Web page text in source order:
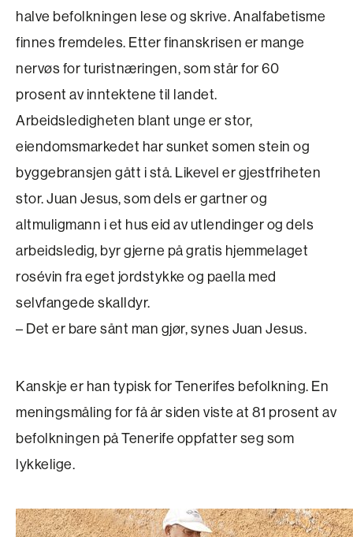
halve befolkningen lese og skrive. Analfabetisme
finnes fremdeles. Etter finanskrisen er mange
nervøs for turistnæringen, som står for 60
prosent av inntektene til landet.
Arbeidsledigheten blant unge er stor,
eiendomsmarkedet har sunket somen stein og
byggebransjen gått i stå. Likevel er gjestfriheten
stor. Juan Jesus, som dels er gartner og
altmuligmann i et hus eid av utlendinger og dels
arbeidsledig, byr gjerne på gratis hjemmelaget
rosévin fra eget jordstykke og paella med
selvfangede skalldyr.
– Det er bare sånt man gjør, synes Juan Jesus.
Kanskje er han typisk for Tenerifes befolkning. En
meningsmåling for få år siden viste at 81 prosent av
befolkningen på Tenerife oppfatter seg som
lykkelige.